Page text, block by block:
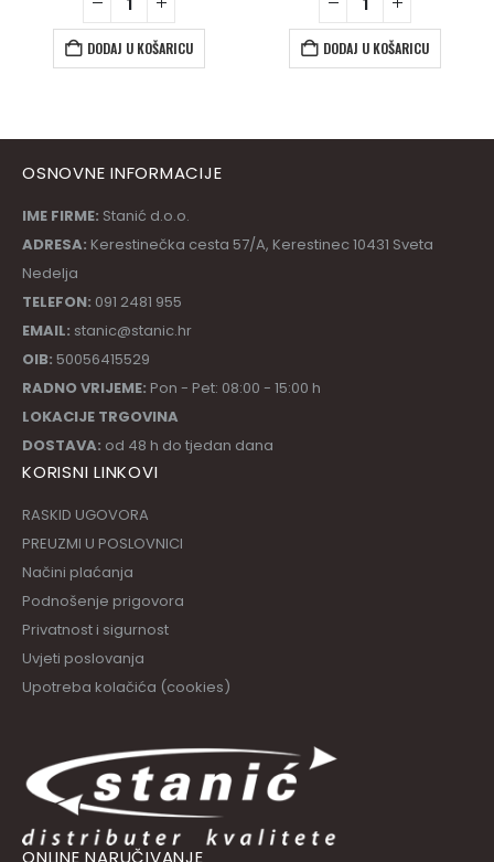
DODAJ U KOŠARICU DODAJ U KOŠARICU
OSNOVNE INFORMACIJE
IME FIRME: Stanić d.o.o.
ADRESA: Kerestinečka cesta 57/A, Kerestinec 10431 Sveta
Nedelja
TELEFON: 091 2481 955
EMAIL: stanic@stanic.hr
OIB: 50056415529
RADNO VRIJEME: Pon - Pet: 08:00 - 15:00 h
LOKACIJE TRGOVINA
DOSTAVA: od 48 h do tjedan dana
KORISNI LINKOVI
RASKID UGOVORA
PREUZMI U POSLOVNICI
Načini plaćanja
Podnošenje prigovora
Privatnost i sigurnost
Uvjeti poslovanja
Upotreba kolačića (cookies)
ONLINE NARUČIVANJE